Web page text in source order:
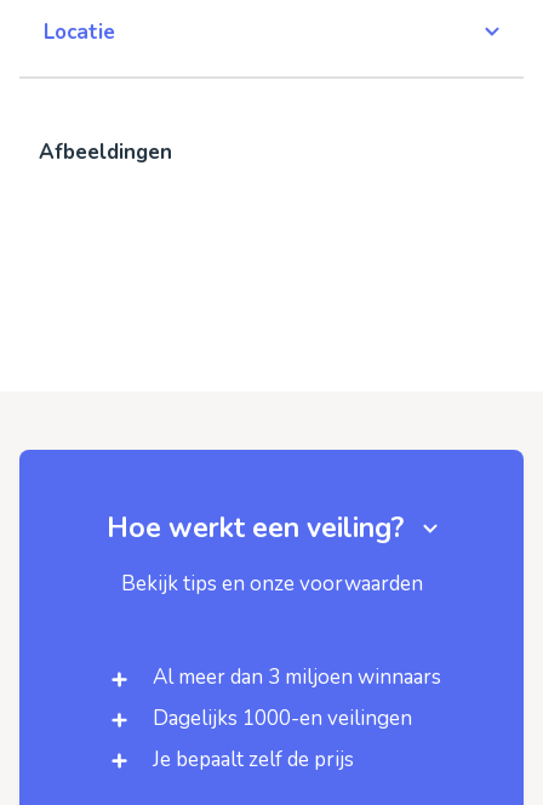
Locatie
Afbeeldingen
Hoe werkt een veiling?
Bekijk tips en onze voorwaarden
Al meer dan 3 miljoen winnaars
Dagelijks 1000-en veilingen
Je bepaalt zelf de prijs